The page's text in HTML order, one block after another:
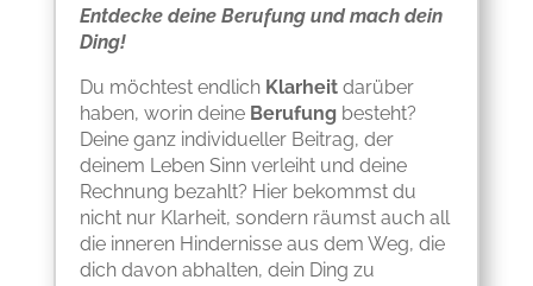
Entdecke deine Berufung und mach dein
Ding!
Du möchtest endlich Klarheitdarüber
haben, worin deine Berufungbesteht?
Deine ganz individueller Beitrag, der
deinem Leben Sinn verleiht und deine
Rechnung bezahlt? Hier bekommst du
nicht nur Klarheit, sondern räumst auch all
die inneren Hindernisse aus dem Weg, die
dich davon abhalten, dein Ding zu